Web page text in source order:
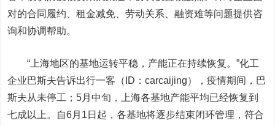
对的合同履约、租金减免、劳动关系、融资难等问题提供咨
询和协调帮助。
“上海地区的基地运转平稳，产能正在持续恢复。”化工
企业巴斯夫告诉出行一客（ID：carcaijing）
，疫情期间，巴
斯夫从未停工；5月中旬，上海各基地产能平均已经恢复到
七成以上。自6月1日起，各基地将逐步结束闭环管理，符合